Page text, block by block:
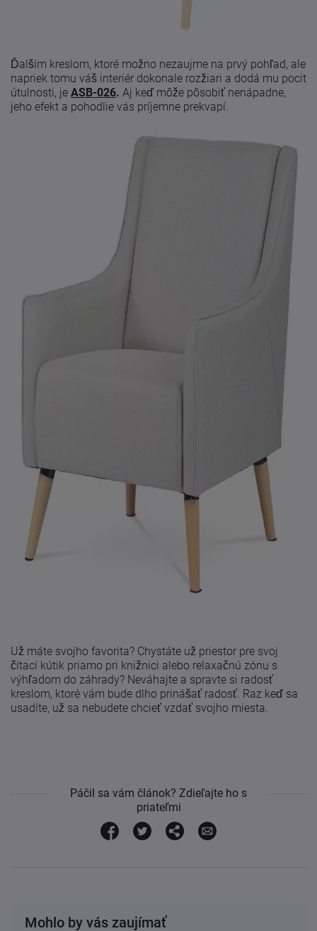
Mohlo by vás zaujímať
Ďalším kreslom, ktoré možno nezaujme na prvý pohľad, ale
napriek tomu váš interiér dokonale rozžiari a dodá mu pocit
útulnosti, je ASB-026. Aj keď môže pôsobiť nenápadne,
jeho efekt a pohodlie vás príjemne prekvapí.
Už máte svojho favorita? Chystáte už priestor pre svoj
čítací kútik priamo pri knižnici alebo relaxačnú zónu s
výhľadom do záhrady? Neváhajte a spravte si radosť
kreslom, ktoré vám bude dlho prinášať radosť. Raz keď sa
usadíte, už sa nebudete chcieť vzdať svojho miesta.
Páčil sa vám článok? Zdieľajte ho s
priateľmi